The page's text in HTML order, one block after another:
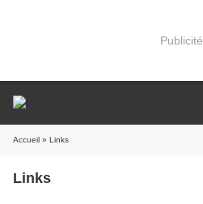
Publicité
Accueil » Links
Links